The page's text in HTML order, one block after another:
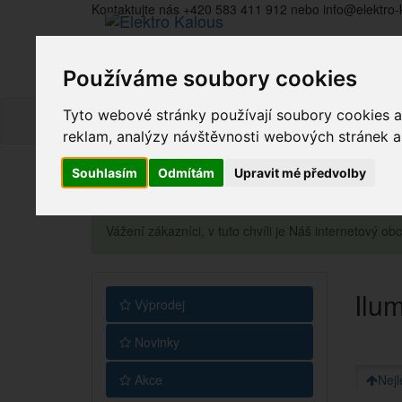
Používáme soubory cookies
Tyto webové stránky používají soubory cookies
reklam, analýzy návštěvnosti webových stránek
Souhlasím Odmítám Upravit mé předvolby
Kontaktujte nás +420 583 411 912 nebo
Vážení zákazníci, v tuto chvíli je Náš internetový
Výprodej
Novinky
Akce